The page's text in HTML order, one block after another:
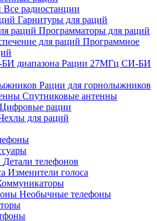
Все радиостанции
Гарнитуры для раций
Программаторы для раций
Программное
Рации 27МГц СИ-БИ
Рации для горнолыжников
Спутниковые антенны
Цифровые рации
для раций
Детали телефонов
Изменители голоса
Необычные телефоны